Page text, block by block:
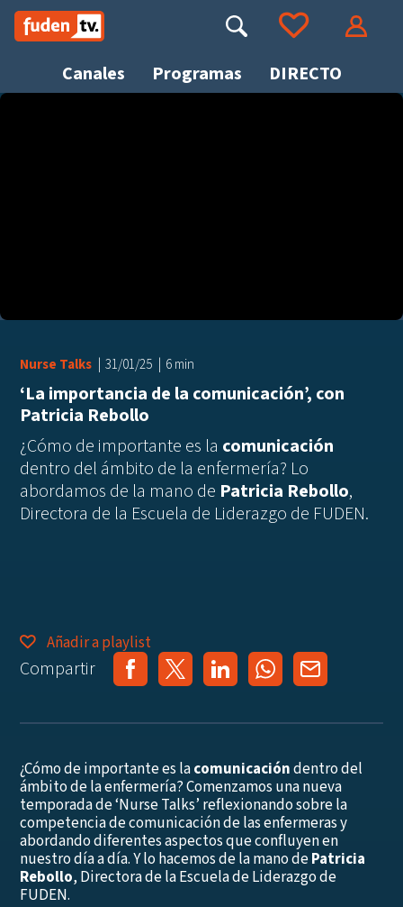
Saltar
contenido
Canales Programas DIRECTO
Buscar Ir a tus favoritos
Nurse Talks 31/01/25 6 min
‘La importancia de la comunicación’, con
Patricia Rebollo
¿Cómo de importante es la comunicación
dentro del ámbito de la enfermería? Lo
abordamos de la mano de Patricia Rebollo,
Directora de la Escuela de Liderazgo de FUDEN.
Añadir a playlist
Compartir
¿Cómo de importante es lacomunicacióndentro del
ámbito de la enfermería? Comenzamos una nueva
temporada de ‘Nurse Talks’ reflexionando sobre la
competencia de comunicación de las enfermeras y
abordando diferentes aspectos que confluyen en
nuestro día a día. Y lo hacemos de la mano dePatricia
Rebollo, Directora de la Escuela de Liderazgo de
FUDEN.